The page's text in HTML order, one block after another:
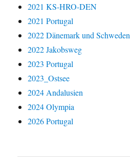
2021 KS-HRO-DEN
2021 Portugal
2022 Dänemark und Schweden
2022 Jakobsweg
2023 Portugal
2023_Ostsee
2024 Andalusien
2024 Olympia
2026 Portugal